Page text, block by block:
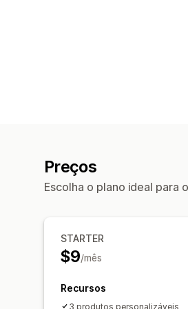
Preços
Escolha o plano ideal para
STARTER
$9/mês
Recursos
3 produtos personalizáveis